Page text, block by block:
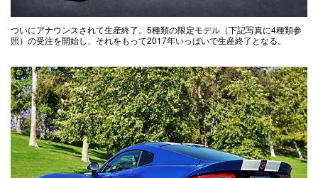
ついにアナウンスされて生産終了。5種類の限定モデル（下記写真に4種類参
照）の受注を開始し、それをもって2017年いっぱいで生産終了となる。